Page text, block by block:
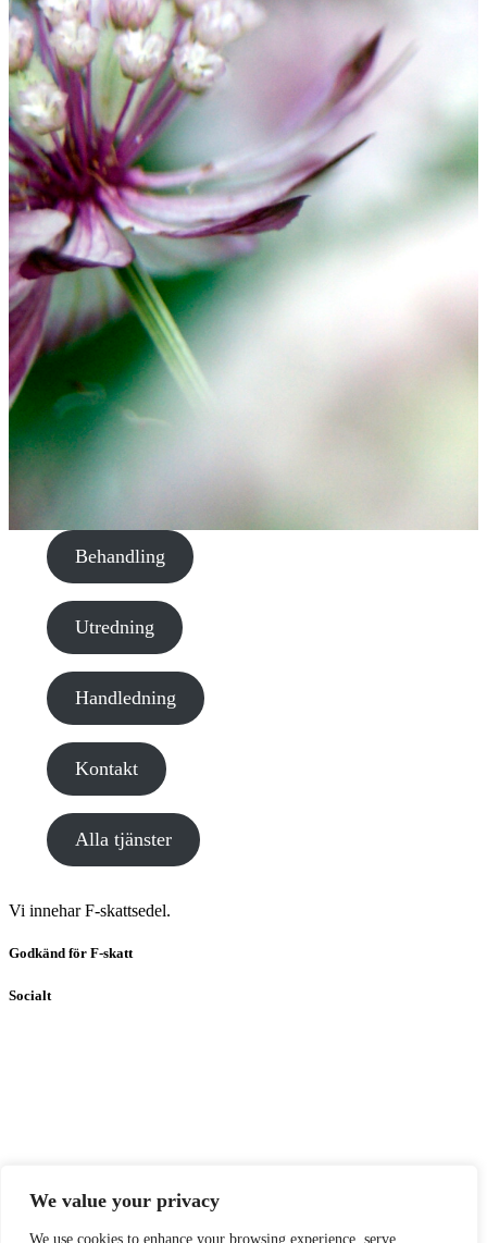
We value your privacy
We use cookies to enhance your browsing experience, serve
Behandling
Utredning
Handledning
Kontakt
Alla tjänster
Vi innehar F-skattsedel.
Godkänd för F-skatt
Socialt